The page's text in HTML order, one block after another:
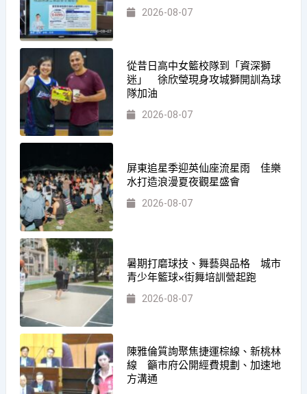
2026-08-07
從昔日高中女籃校隊到「資深獅
迷」 徐欣瑩現身攻城獅開訓為球
隊加油
2026-08-07
屏東追星季迎英仙座流星雨 佳樂
水打造浪漫夏夜觀星盛會
2026-08-07
暑期打磨球技、舞藝與品格 城市
青少年籃球×街舞培訓營起跑
2026-08-07
陳雅倫質詢聚焦捷運棕線、新桃林
線 籲市府公開經費規劃、加速地
方溝通